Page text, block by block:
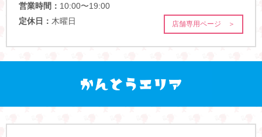
営業時間： 10:00〜19:00
定休日： 木曜日 店舗専用ページ ＞